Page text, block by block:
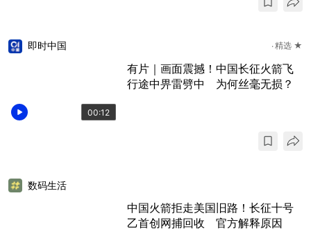
00:12
即时中国 精选 ★
有片｜画面震撼！中国长征火箭飞
行途中畀雷劈中 为何丝毫无损？
数码生活
中国火箭拒走美国旧路！长征十号
乙首创网捕回收 官方解释原因